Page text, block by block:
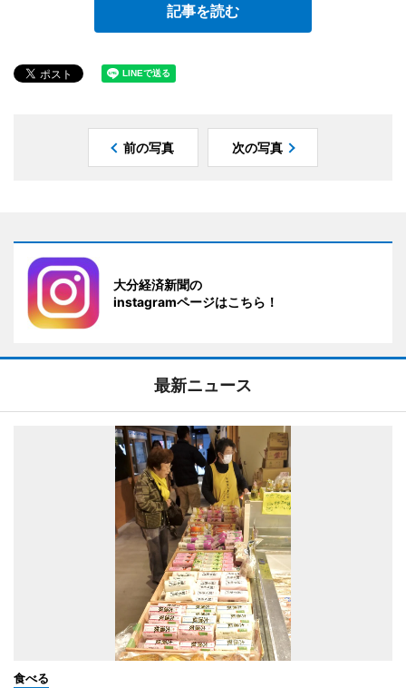
記事を読む
前の写真 次の写真
大分経済新聞の
instagramページはこちら！
最新ニュース
食べる